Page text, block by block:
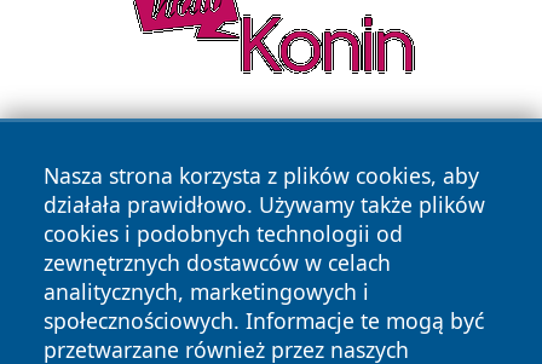
Nasza strona korzysta z plików cookies, aby
działała prawidłowo. Używamy także plików
cookies i podobnych technologii od
zewnętrznych dostawców w celach
analitycznych, marketingowych i
społecznościowych. Informacje te mogą być
przetwarzane również przez naszych
Copyright © 2026 olkuszonline.pl Wszystkie prawa
zastrzeżone.